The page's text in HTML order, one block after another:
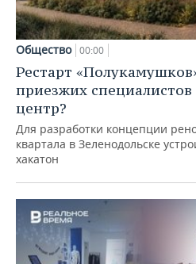
Общество 00:00
Рестарт
приезжих
центр?
Для разработки концепции
квартала в Зеленодольске
хакатон